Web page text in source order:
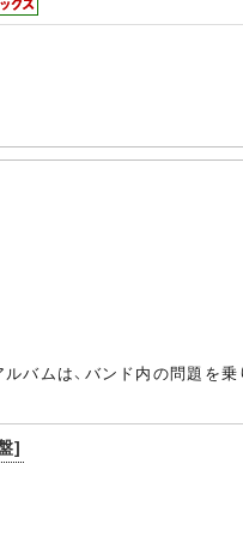
バムは、バンド内の問題を
]